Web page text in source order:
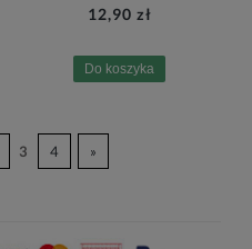
12,90 zł
Do koszyka
3 4 »